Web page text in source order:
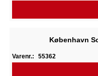
København
Varenr.: 55362